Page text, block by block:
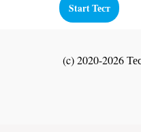
(c) 2020-2026